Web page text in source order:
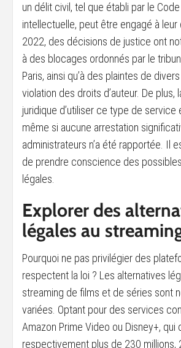
un délit civil, tel que établi par le
intellectuelle, peut être engagé à leur
2022, des décisions de justice ont
à des blocages ordonnés par le
Paris, ainsi qu’à des plaintes de
violation des droits d’auteur. De plus,
juridique d’utiliser ce type de service
même si aucune arrestation
administrateurs n’a été rapportée. Il
de prendre conscience des
légales.
Explorer des
légales au
Pourquoi ne pas privilégier des
respectent la loi ? Les alternatives
streaming de films et de séries sont
variées. Optant pour des services
Amazon Prime Video ou Disney+, qui
respectivement plus de 230 millions,